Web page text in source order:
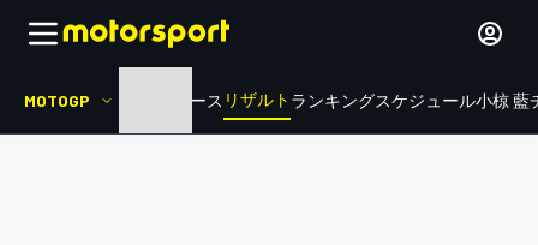
MOTOGP ニュース リザルト ランキングスケジュール小椋 藍